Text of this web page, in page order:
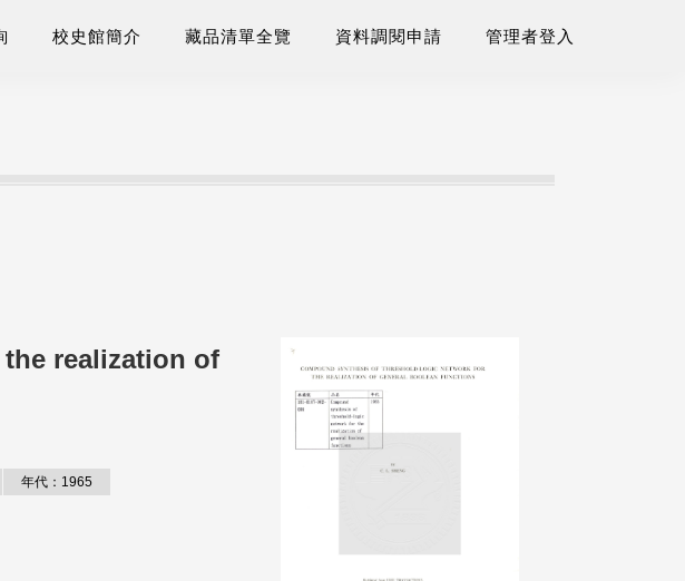
校史館簡介 藏品清單全覽 資料調閱申請 管理者登入
realization of
年代：1965